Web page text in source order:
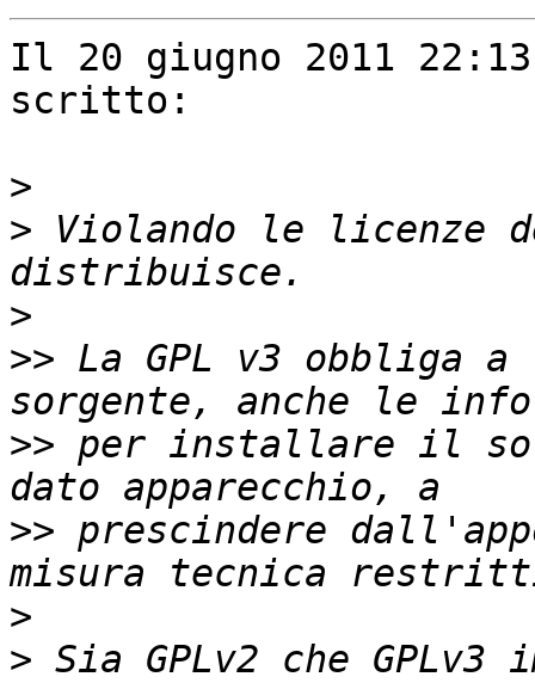
Il 20 giugno 2011
scritto:
>
> Violando le licenze
>
>> La GPL v3 obbliga
>> per installare il
>> prescindere
>
> Sia GPLv2 che